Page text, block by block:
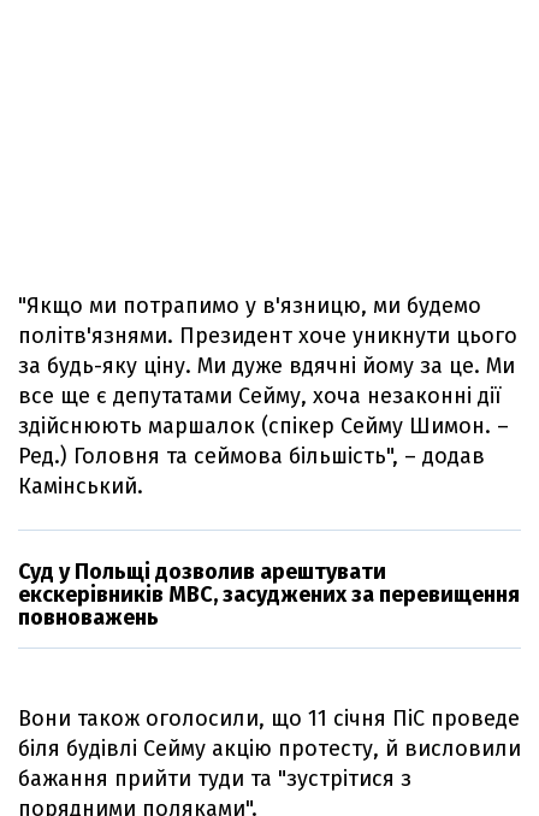
"Якщо ми потрапимо у в'язницю, ми будемо
політв'язнями. Президент хоче уникнути цього
за будь-яку ціну. Ми дуже вдячні йому за це. Ми
все ще є депутатами Сейму, хоча незаконні дії
здійснюють маршалок (спікер Сейму Шимон. –
Ред.) Головня та сеймова більшість", – додав
Камінський.
Суд у Польщі дозволив арештувати
екскерівників МВС, засуджених за перевищення
повноважень
Вони також оголосили, що 11 січня ПіС проведе
біля будівлі Сейму акцію протесту, й висловили
бажання прийти туди та "зустрітися з
порядними поляками".